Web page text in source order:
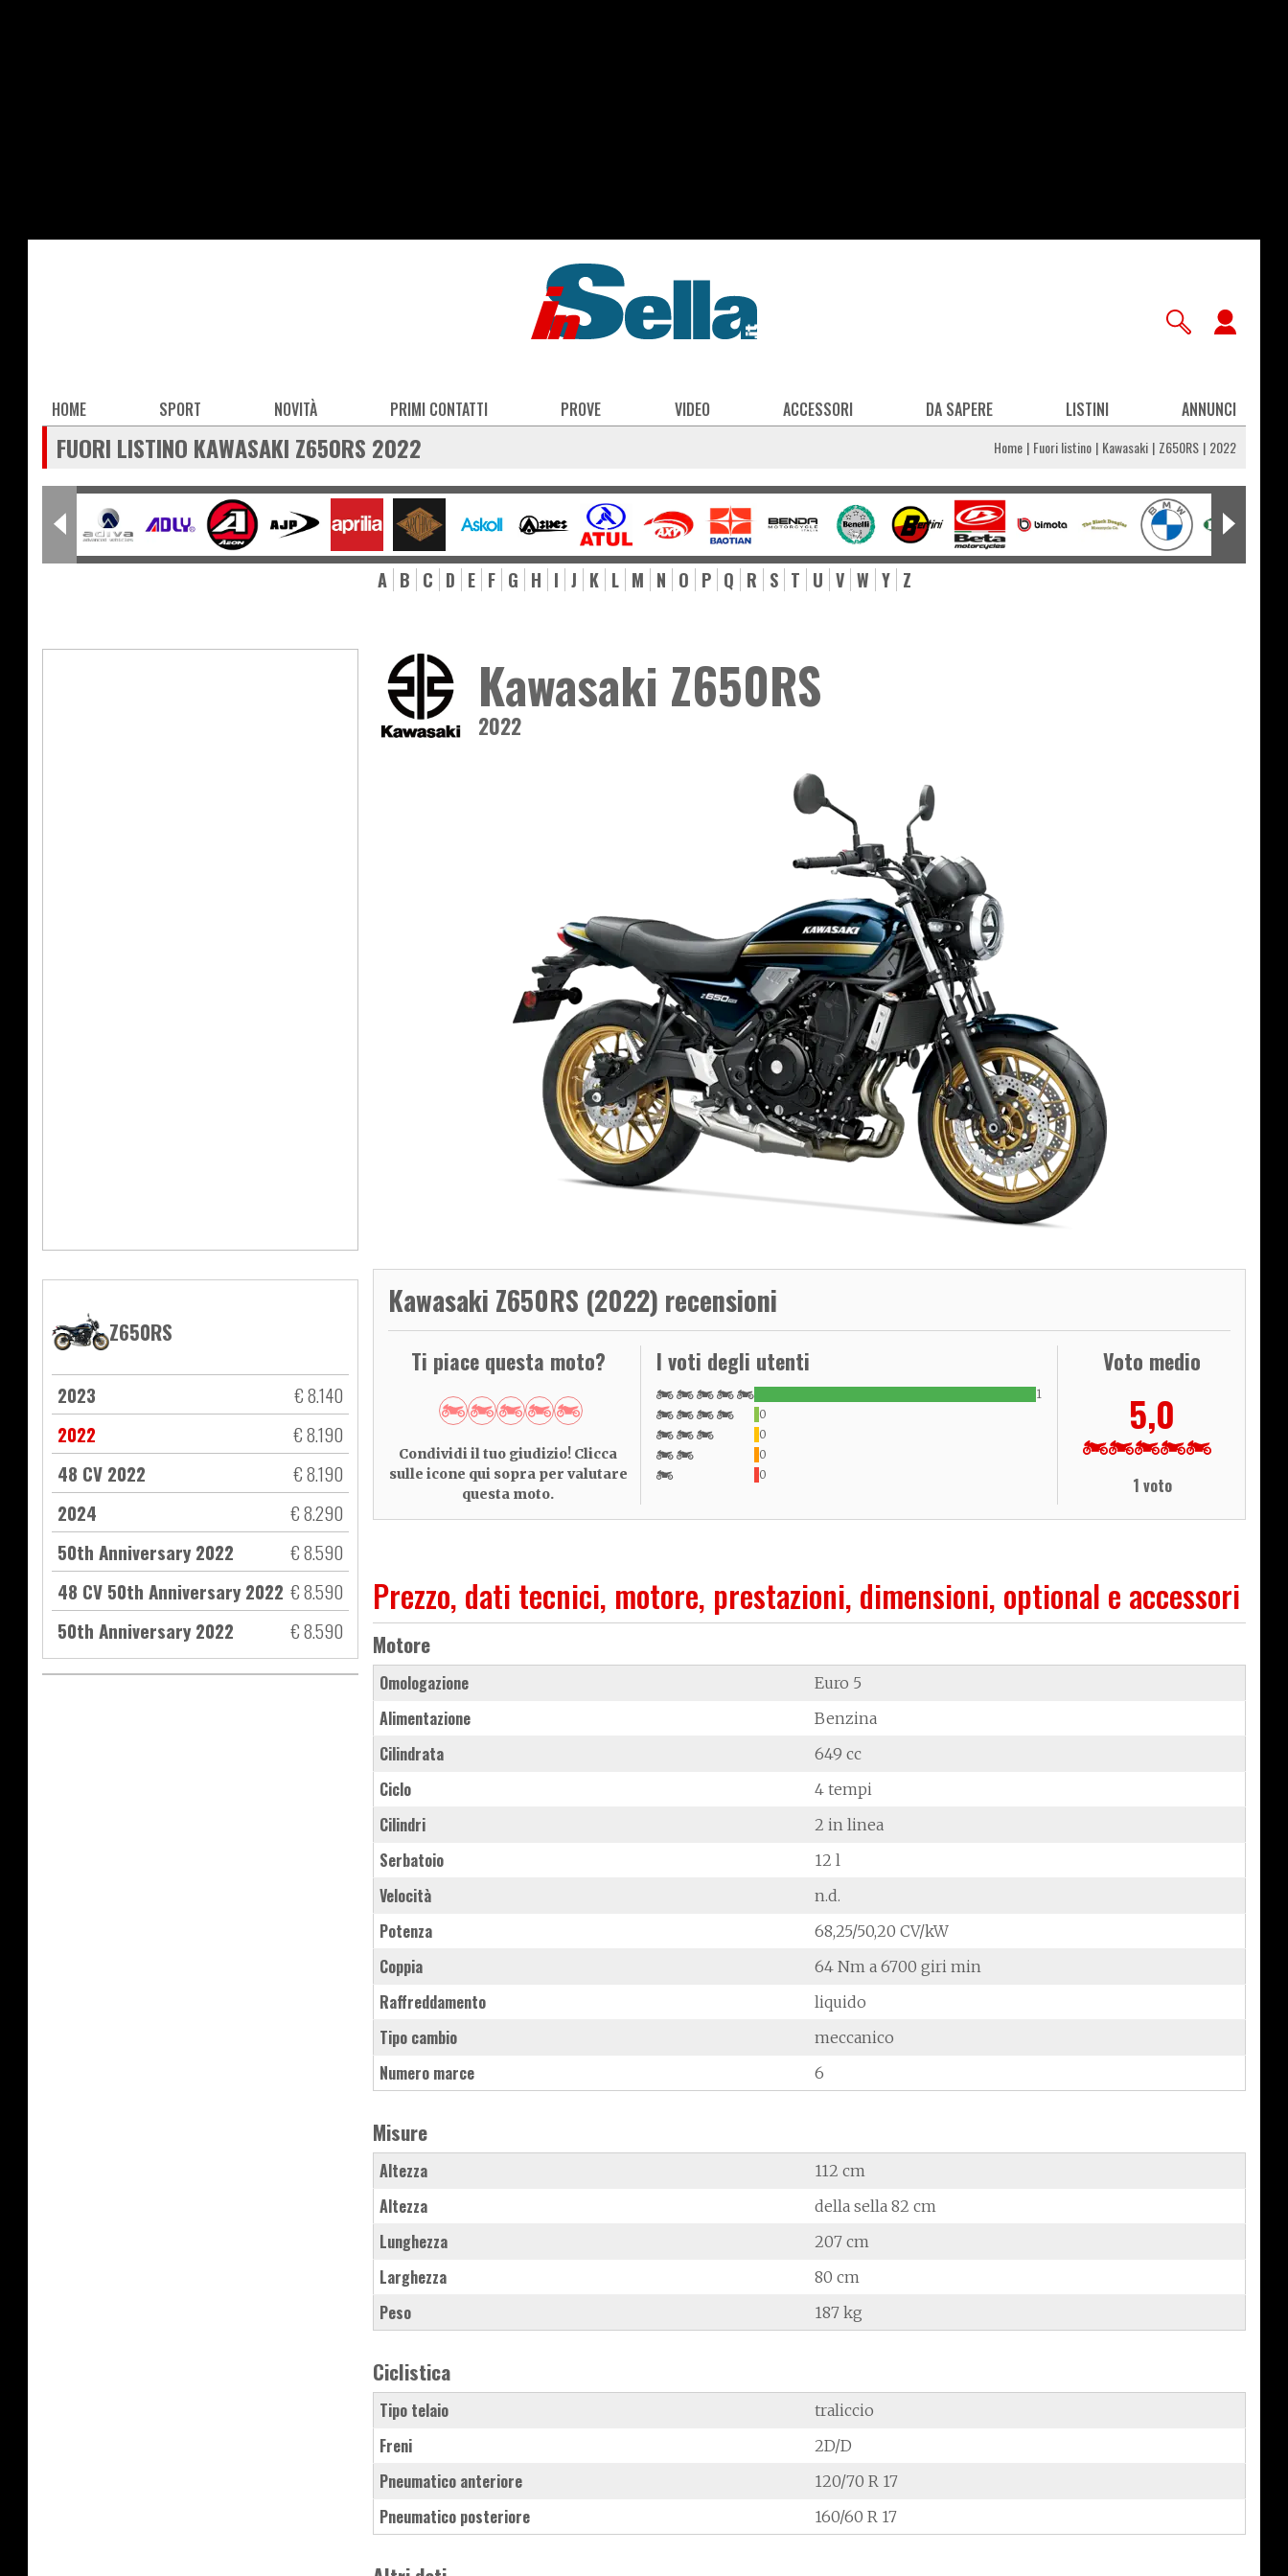
Main
navigation
HOME SPORT NOVITÀ PRIMI CONTATTI PROVE VIDEO ACCESSORI DA SAPERE LISTINI ANNUNCI
FUORI LISTINO KAWASAKI Z650RS 2022 Home Fuori listino Kawasaki Z650RS 2022
A B C D E F G H I J K L M N O P Q R S T U V W Y Z
Z650RS
2023
€ 8.140
2022
€ 8.190
48 CV 2022
€ 8.190
2024
€ 8.290
50th Anniversary 2022
€ 8.590
48 CV 50th Anniversary 2022 € 8.590
50th Anniversary 2022
€ 8.590
Kawasaki Z650RS
2022
Kawasaki Z650RS (2022) recensioni
Ti piace questa moto?
Condividi il tuo giudizio! Clicca
sulle icone qui sopra per valutare
questa moto.
I voti degli utenti
1
0
0
0
0
Voto medio
5,0
1 voto
Prezzo, dati tecnici, motore, prestazioni, dimensioni, optional e accessori
Motore
Omologazione Euro 5
Alimentazione Benzina
Cilindrata 649 cc
Ciclo 4 tempi
Cilindri 2 in linea
Serbatoio 12 l
Velocità n.d.
Potenza 68,25/50,20 CV/kW
Coppia 64 Nm a 6700 giri min
Raffreddamento liquido
Tipo cambio meccanico
Numero marce 6
Misure
Altezza 112 cm
Altezza della sella 82 cm
Lunghezza 207 cm
Larghezza 80 cm
Peso 187 kg
Ciclistica
Tipo telaio traliccio
Freni 2D/D
Pneumatico anteriore 120/70 R 17
Pneumatico posteriore 160/60 R 17